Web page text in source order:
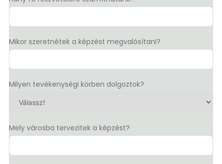
Mikor szeretnétek a képzést megvalósítani?
Milyen tevékenységi körben dolgoztok?
Mely városba tervezitek a képzést?